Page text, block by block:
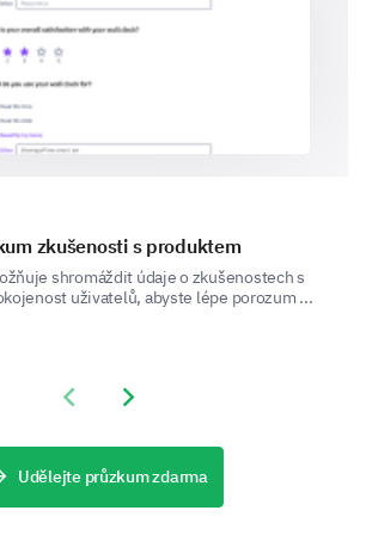
a detailed description of a
with our customer service?
experience and any additional
have to improve our
zkušenosti s produktem
shromáždit údaje o zkušenostech s
uživatelů, abyste lépe porozum ...
Previous slide
Next slide
Udělejte průzkum zdarma